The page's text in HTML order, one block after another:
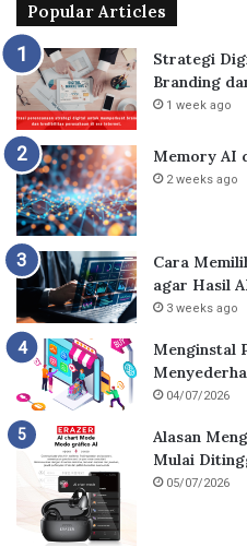
Popular Articles
Strategi
Branding
1 week ago
Memory AI
2 weeks ago
Cara
agar Hasil
3 weeks ago
Menginstal
04/07/2026
Alasan
Mulai
05/07/2026